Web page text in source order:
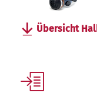
Übersicht